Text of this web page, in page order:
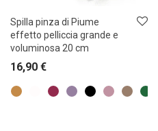
Spilla pinza di Piume
effetto pelliccia grande e
voluminosa 20 cm
16,90 €